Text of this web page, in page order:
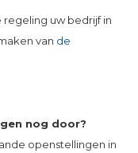
regeling uw bedrijf in
van de
nog door?
openstellingen in